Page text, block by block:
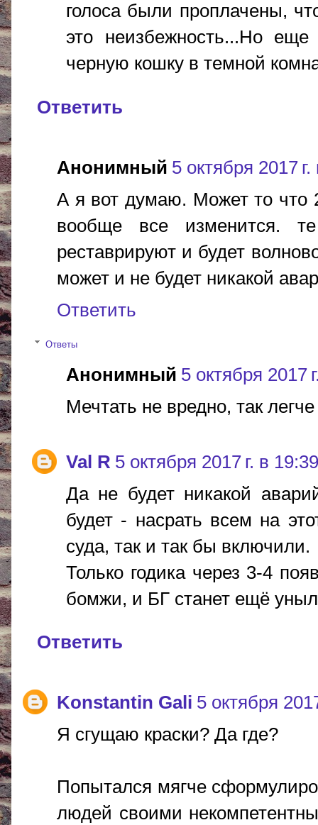
голоса были проплачены,
это неизбежность...Но
черную кошку в темной
Ответить
Анонимный 5 октября 2017
А я вот думаю. Может то что
вообще все изменится.
реставрируют и будет
может и не будет никакой
Ответить
Ответы
Анонимный 5 октября 2017
Мечтать не вредно, так
Val R 5 октября 2017 г. в 19:39
Да не будет никакой
будет - насрать всем на
суда, так и так бы включили.
Только годика через 3-4
бомжи, и БГ станет ещё
Ответить
Konstantin Gali 5 октября
Я сгущаю краски? Да где?
Попытался мягче
людей своими